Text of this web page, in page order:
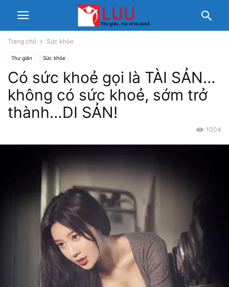
Trang chủ Sức khỏe
Thư giãn Sức khỏe
Có sức khoẻ gọi là TÀI SẢN…
không có sức khoẻ, sớm trở
thành…DI SẢN!
1004